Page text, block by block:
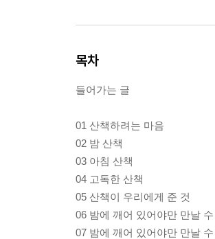
목차
들어가는 글
01 산책하려는 마음
02 밤 산책
03 아침 산책
04 고독한 산책
05 산책이 우리에게 준 것
06 밤에 깨어 있어야만 만날 수
07 밤에 깨어 있어야만 만날